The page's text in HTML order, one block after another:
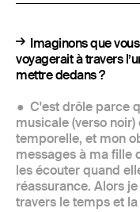
Imaginons que
voyagerait à travers
mettre dedans ?
C'est drôle parce
musicale (verso
temporelle, et mon
messages à ma fille
les écouter quand
réassurance. Alors
travers le temps et